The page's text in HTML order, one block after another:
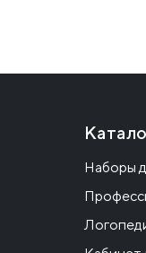
Наборы